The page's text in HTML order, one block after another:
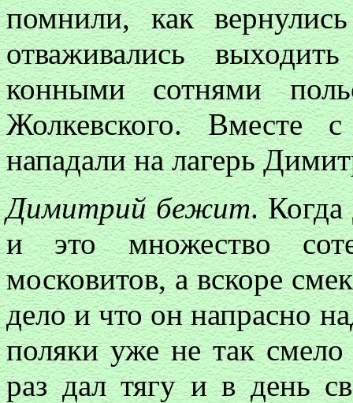
помнили, как
отваживались
конными сотнями
Жолкевского.
нападали на лагерь
Димитрий бежит. Когда
и это множество
московитов, а вскоре
дело и что он напрасно
поляки уже не так
раз дал тягу и в день